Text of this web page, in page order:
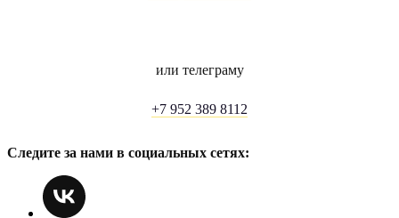
или телеграму
+7 952 389 8112
Следите за нами в социальных сетях: